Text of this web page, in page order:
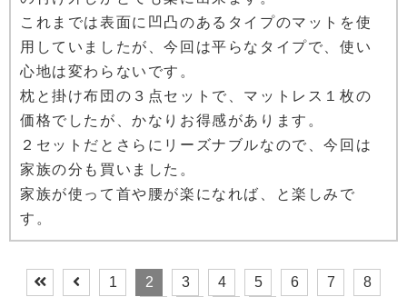
これまでは表面に凹凸のあるタイプのマットを使
用していましたが、今回は平らなタイプで、使い
心地は変わらないです。
枕と掛け布団の３点セットで、マットレス１枚の
価格でしたが、かなりお得感があります。
２セットだとさらにリーズナブルなので、今回は
家族の分も買いました。
家族が使って首や腰が楽になれば、と楽しみで
す。
1 2 3 4 5 6 7
8